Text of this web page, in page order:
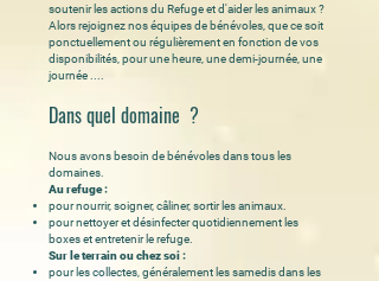
soutenir les actions du Refuge et d'aider les animaux ?
Alors rejoignez nos équipes de bénévoles, que ce soit
ponctuellement ou régulièrement en fonction de vos
disponibilités, pour une heure, une demi-journée, une
journée ....
Dans quel domaine ?
Nous avons besoin de bénévoles dans tous les
domaines.
Au refuge :
pour nourrir, soigner, câliner, sortir les animaux.
pour nettoyer et désinfecter quotidiennement les
boxes et entretenir le refuge.
Sur le terrain ou chez soi :
pour les collectes, généralement les samedis dans les